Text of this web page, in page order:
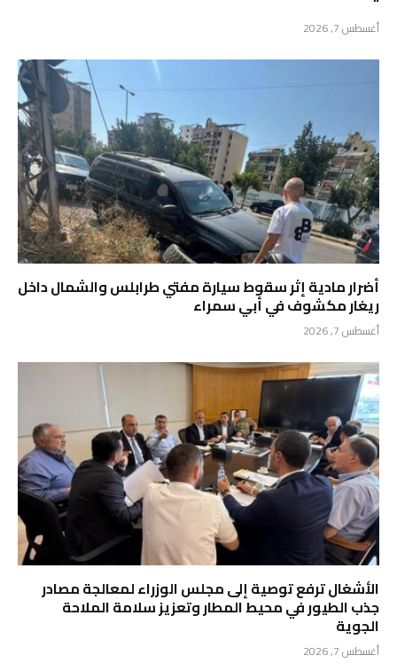
أغسطس 7, 2026
أضرار مادية إثر سقوط سيارة مفتي طرابلس والشمال داخل
ريغار مكشوف في أبي سمراء
أغسطس 7, 2026
الأشغال ترفع توصية إلى مجلس الوزراء لمعالجة مصادر
جذب الطيور في محيط المطار وتعزيز سلامة الملاحة
الجوية
أغسطس 7, 2026